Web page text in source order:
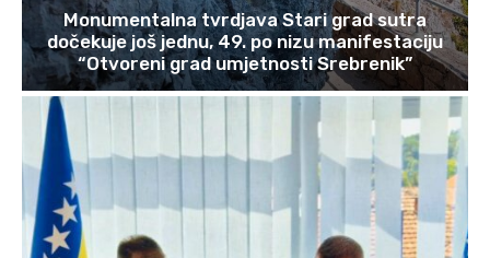
Monumentalna tvrdjava Stari grad sutra
dočekuje još jednu, 49. po nizu manifestaciju
“Otvoreni grad umjetnosti Srebrenik”